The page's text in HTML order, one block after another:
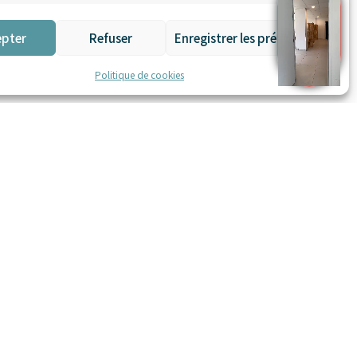
Refuser Enregistrer les préférences
Politique de cookies